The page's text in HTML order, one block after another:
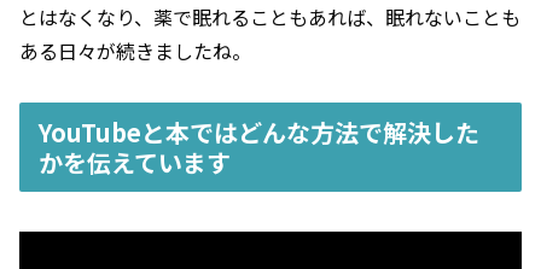
とはなくなり、薬で眠れることもあれば、眠れないことも
ある日々が続きましたね。
YouTubeと本ではどんな方法で解決した
かを伝えています